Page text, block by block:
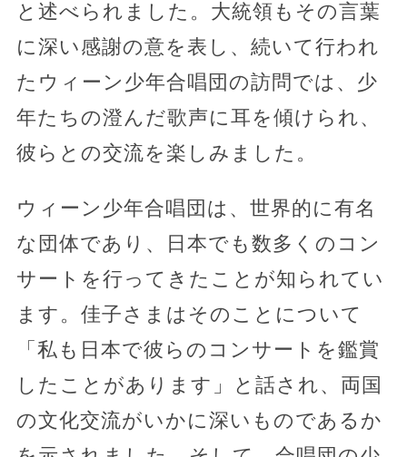
と述べられました。大統領もその言葉
に深い感謝の意を表し、続いて行われ
たウィーン少年合唱団の訪問では、少
年たちの澄んだ歌声に耳を傾けられ、
彼らとの交流を楽しみました。
ウィーン少年合唱団は、世界的に有名
な団体であり、日本でも数多くのコン
サートを行ってきたことが知られてい
ます。佳子さまはそのことについて
「私も日本で彼らのコンサートを鑑賞
したことがあります」と話され、両国
の文化交流がいかに深いものであるか